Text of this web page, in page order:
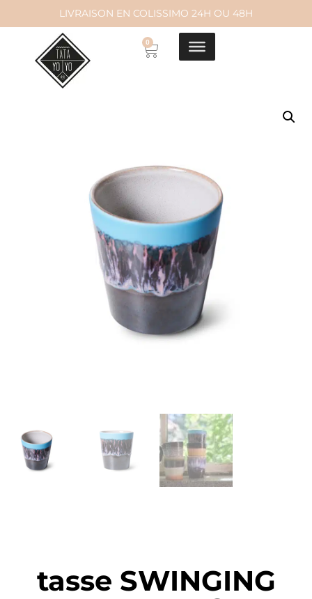
contenu
LIVRAISON EN COLISSIMO 24H OU 48H
0
tasse SWINGING